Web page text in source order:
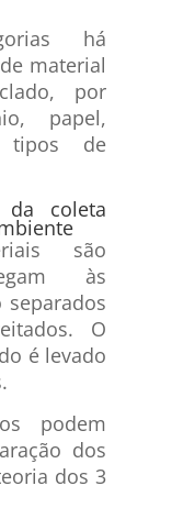
há
material
por
papel,
tipos de
coleta
são
às
separados
O
é levado
podem
dos
dos 3